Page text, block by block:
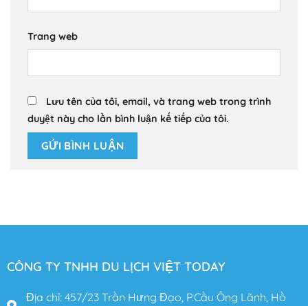
Trang web
Lưu tên của tôi, email, và trang web trong trình
duyệt này cho lần bình luận kế tiếp của tôi.
CÔNG TY TNHH DU LỊCH VIỆT TODAY
Địa chỉ: 457/23 Trần Hưng Đạo, P.Cầu Ông Lãnh, Hồ